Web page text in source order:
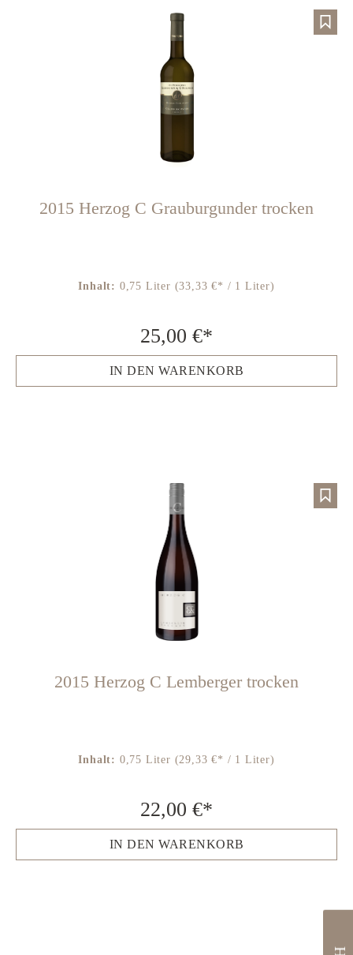
2015 Herzog C Grauburgunder trocken
Inhalt: 0,75 Liter (33,33 €* / 1 Liter)
25,00 €*
IN DEN WARENKORB
2015 Herzog C Lemberger trocken
Inhalt: 0,75 Liter (29,33 €* / 1 Liter)
22,00 €*
IN DEN WARENKORB